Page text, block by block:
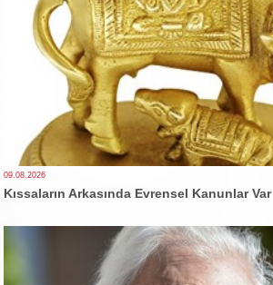
09.08.2026
Kıssaların Arkasında Evrensel Kanunlar Var